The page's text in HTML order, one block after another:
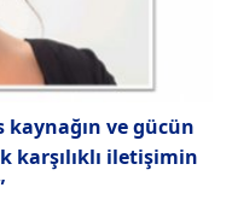
ve gücün
karşılıklı iletişimin